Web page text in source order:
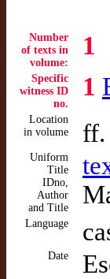
Number
of texts in
volume:
1
Specific
witness ID
no.
1
Location
in volume
ff.
Uniform
Title
IDno,
Author
and Title
Language
Date